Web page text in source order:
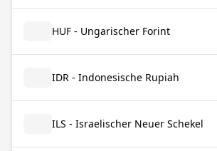
HUF - Ungarischer Forint
IDR - Indonesische Rupiah
ILS - Israelischer Neuer Schekel